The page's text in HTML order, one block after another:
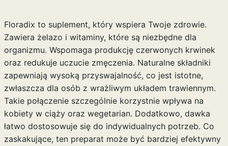
Floradix to suplement, który wspiera Twoje zdrowie.
Zawiera żelazo i witaminy, które są niezbędne dla
organizmu. Wspomaga produkcję czerwonych krwinek
oraz redukuje uczucie zmęczenia. Naturalne składniki
zapewniają wysoką przyswajalność, co jest istotne,
zwłaszcza dla osób z wrażliwym układem trawiennym.
Takie połączenie szczególnie korzystnie wpływa na
kobiety w ciąży oraz wegetarian. Dodatkowo, dawka
łatwo dostosowuje się do indywidualnych potrzeb. Co
zaskakujące, ten preparat może być bardziej efektywny